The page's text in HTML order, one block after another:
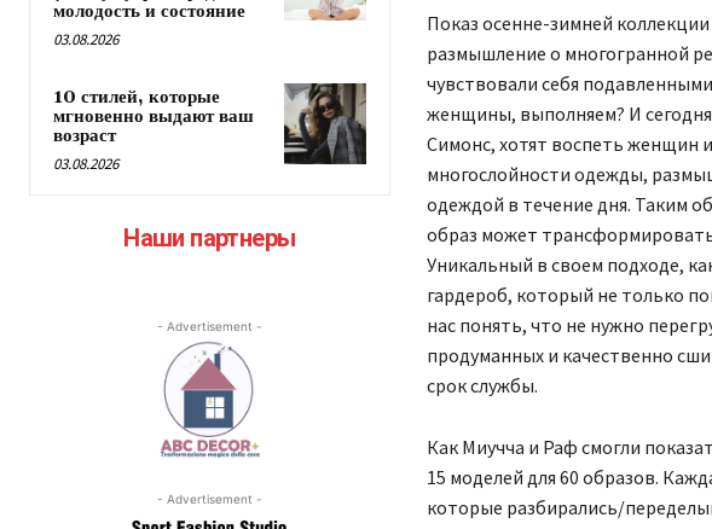
молодость и состояние
03.08.2026
10 стилей, которые
мгновенно выдают ваш
возраст
03.08.2026
Наши партнеры
- Advertisement -
- Advertisement -
Показ осенне-зимней
размышление о многогранной
чувствовали себя
женщины, выполняем? И
Симонс, хотят воспеть женщин
многослойности одежды,
одеждой в течение дня. Таким
образ может
Уникальный в своем подходе,
гардероб, который не только
нас понять, что не нужно
продуманных и качественно
срок службы.
Как Миучча и Раф смогли
15 моделей для 60 образов.
которые разбирались/